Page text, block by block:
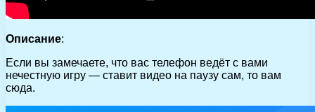
Описание:
Если вы замечаете, что вас телефон ведёт с вами
нечестную игру — ставит видео на паузу сам, то вам
сюда.